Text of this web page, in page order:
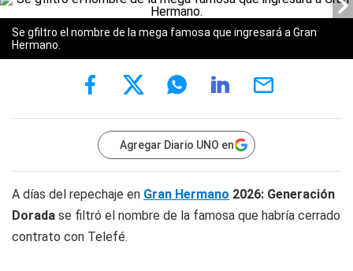
Se gfiltro el nombre de la mega famosa que ingresará a Gran
Hermano.
Agregar Diario UNO en
A días del repechaje en Gran Hermano 2026: Generación
Dorada se filtró el nombre de la famosa que habría cerrado
contrato con Telefé.